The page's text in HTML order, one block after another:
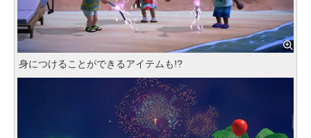
身につけることができるアイテムも!?